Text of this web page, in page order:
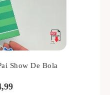
Show De Bola